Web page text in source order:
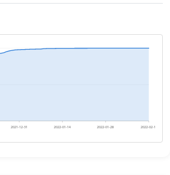
2021-12-31 2022-01-14 2022-01-28 2022-02-11